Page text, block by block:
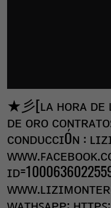
★彡[ʟᴀ ʜᴏʀᴀ ᴅᴇ
ᴅᴇ ᴏʀᴏ
ᴄᴏɴᴅᴜᴄᴄɪÓɴ :
ᴡᴀᴛʜꜱᴀᴘᴘ: